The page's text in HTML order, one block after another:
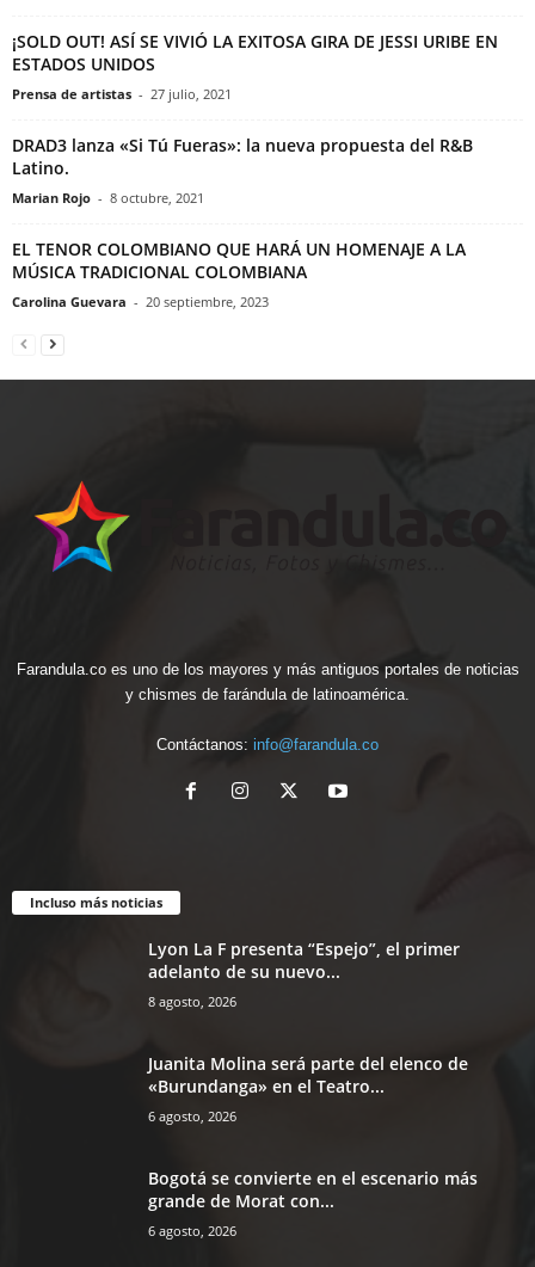
¡SOLD OUT! ASÍ SE VIVIÓ LA EXITOSA GIRA DE JESSI URIBE EN
ESTADOS UNIDOS
Prensa de artistas - 27 julio, 2021
DRAD3 lanza «Si Tú Fueras»: la nueva propuesta del R&B
Latino.
Marian Rojo - 8 octubre, 2021
EL TENOR COLOMBIANO QUE HARÁ UN HOMENAJE A LA
MÚSICA TRADICIONAL COLOMBIANA
Carolina Guevara - 20 septiembre, 2023
Farandula.co es uno de los mayores y más antiguos portales de noticias
y chismes de farándula de latinoamérica.
Contáctanos: info@farandula.co
Incluso más noticias
Lyon La F presenta “Espejo”, el primer
adelanto de su nuevo...
8 agosto, 2026
Juanita Molina será parte del elenco de
«Burundanga» en el Teatro...
6 agosto, 2026
Bogotá se convierte en el escenario más
grande de Morat con...
6 agosto, 2026